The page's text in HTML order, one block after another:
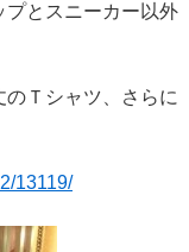
プとスニーカー以外
Ｔシャツ、さらに
13119/